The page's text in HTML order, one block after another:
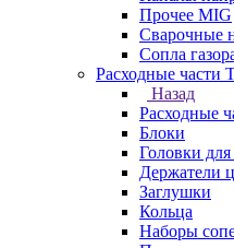
Прочее MIG
Сварочные
Сопла
Расходные части
Назад
Расходные
Блоки
Головки для
Держатели
Заглушки
Кольца
Наборы